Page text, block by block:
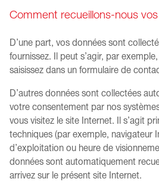
Comment recueillons-nous
D’une part, vos données sont
fournissez. Il peut s’agir, par
saisissez dans un formulaire de
D’autres données sont collectées
votre consentement par nos
vous visitez le site Internet. Il s’agit
techniques (par exemple, navigateur
d’exploitation ou heure de
données sont automatiquement
arrivez sur le présent site Internet.